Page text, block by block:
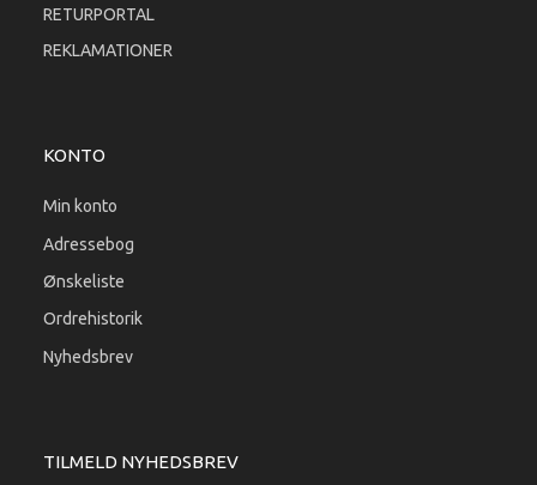
RETURPORTAL
REKLAMATIONER
KONTO
Min konto
Adressebog
Ønskeliste
Ordrehistorik
Nyhedsbrev
TILMELD NYHEDSBREV